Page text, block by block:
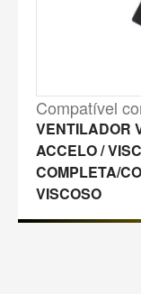
Compatível
VENTILADOR
ACCELO /
COMPLETA/
VISCOSO